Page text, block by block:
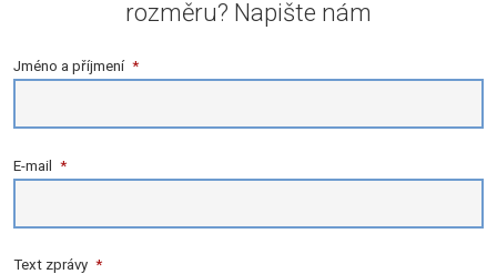
rozměru? Napište nám
Jméno a příjmení *
E-mail *
Text zprávy *